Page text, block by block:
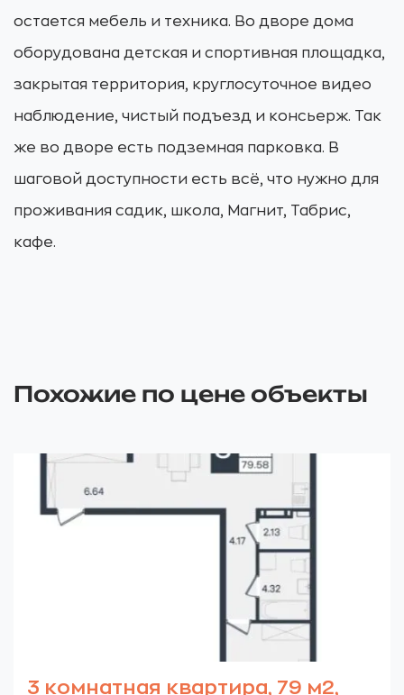
остается мебель и техника. Во дворе дома
оборудована детская и спортивная площадка,
закрытая территория, круглосуточное видео
наблюдение, чистый подъезд и консьерж. Так
же во дворе есть подземная парковка. В
шаговой доступности есть всё, что нужно для
проживания садик, школа, Магнит, Табрис,
кафе.
Похожие по цене объекты
3 комнатная квартира, 79 м2,